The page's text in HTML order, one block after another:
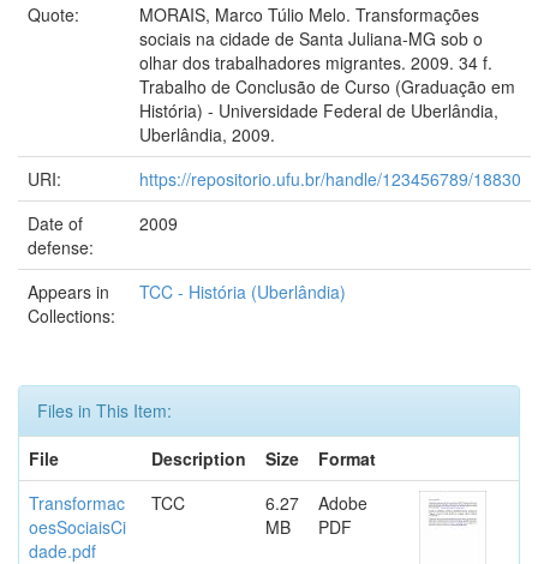
Quote:
MORAIS, Marco Túlio Melo. Transformações
sociais na cidade de Santa Juliana-MG sob o
olhar dos trabalhadores migrantes. 2009. 34 f.
Trabalho de Conclusão de Curso (Graduação em
História) - Universidade Federal de Uberlândia,
Uberlândia, 2009.
URI:
https://repositorio.ufu.br/handle/123456789/18830
Date of
defense:
2009
Appears in
Collections:
TCC - História (Uberlândia)
Files in This Item:
File
Description Size
Format
Transformac
oesSociaisCi
dade.pdf
TCC
6.27
MB
Adobe
PDF